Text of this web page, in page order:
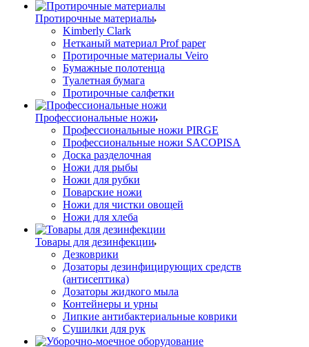
Протирочные материалы
Kimberly Clark
Нетканый материал Prof paper
Протирочные материалы Veiro
Бумажные полотенца
Туалетная бумага
Протирочные салфетки
Профессиональные ножи
Профессиональные ножи PIRGE
Профессиональные ножи SACOPISA
Доска разделочная
Ножи для рыбы
Ножи для рубки
Поварские ножи
Ножи для чистки овощей
Ножи для хлеба
Товары для дезинфекции
Дезковрики
Дозаторы дезинфицирующих средств
(антисептика)
Дозаторы жидкого мыла
Контейнеры и урны
Липкие антибактериальные коврики
Сушилки для рук